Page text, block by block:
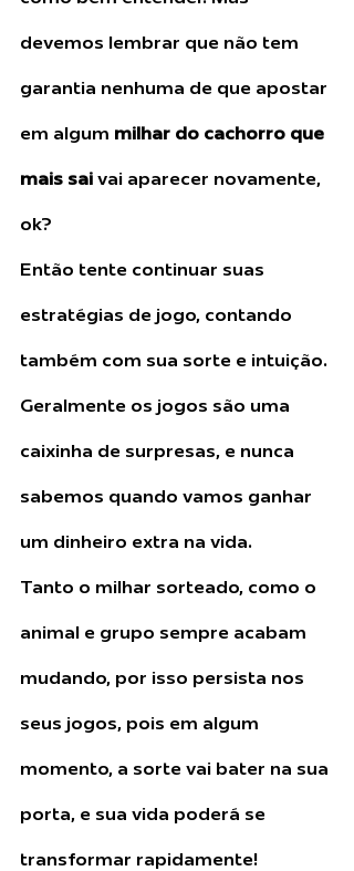
devemos lembrar que não tem
garantia nenhuma de que apostar
em algum milhar do cachorro que
mais sai vai aparecer novamente,
ok?
Então tente continuar suas
estratégias de jogo, contando
também com sua sorte e intuição.
Geralmente os jogos são uma
caixinha de surpresas, e nunca
sabemos quando vamos ganhar
um dinheiro extra na vida.
Tanto o milhar sorteado, como o
animal e grupo sempre acabam
mudando, por isso persista nos
seus jogos, pois em algum
momento, a sorte vai bater na sua
porta, e sua vida poderá se
transformar rapidamente!